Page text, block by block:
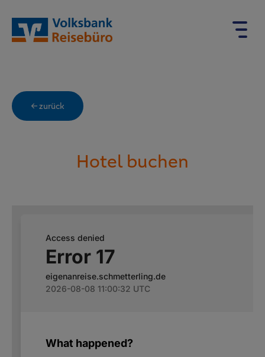
← zurück
Hotel buchen